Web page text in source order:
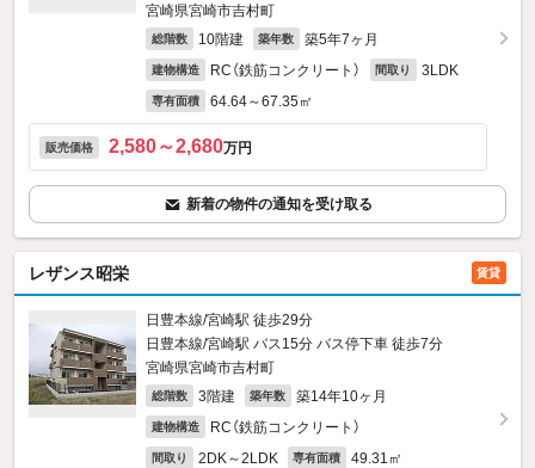
宮崎県宮崎市吉村町
総階数 10階建 築年数 築5年7ヶ月
建物構造 RC（鉄筋コンクリート） 間取り 3LDK
専有面積 64.64～67.35㎡
販売価格 2,580～2,680万円
新着の物件の通知を受け取る
レザンス昭栄 賃貸
日豊本線/宮崎駅 徒歩29分
日豊本線/宮崎駅 バス15分 バス停下車 徒歩7分
宮崎県宮崎市吉村町
総階数 3階建 築年数 築14年10ヶ月
建物構造 RC（鉄筋コンクリート）
間取り 2DK～2LDK 専有面積 49.31㎡